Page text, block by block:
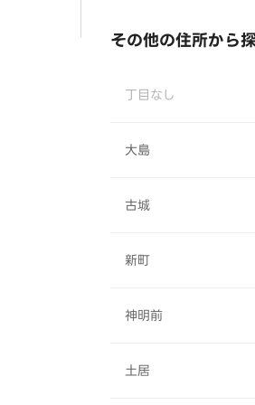
その他の住所から
丁目なし
大島
古城
新町
神明前
土居